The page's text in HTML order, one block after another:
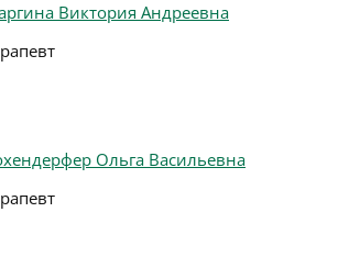
Виктория Андреевна
Ольга Васильевна